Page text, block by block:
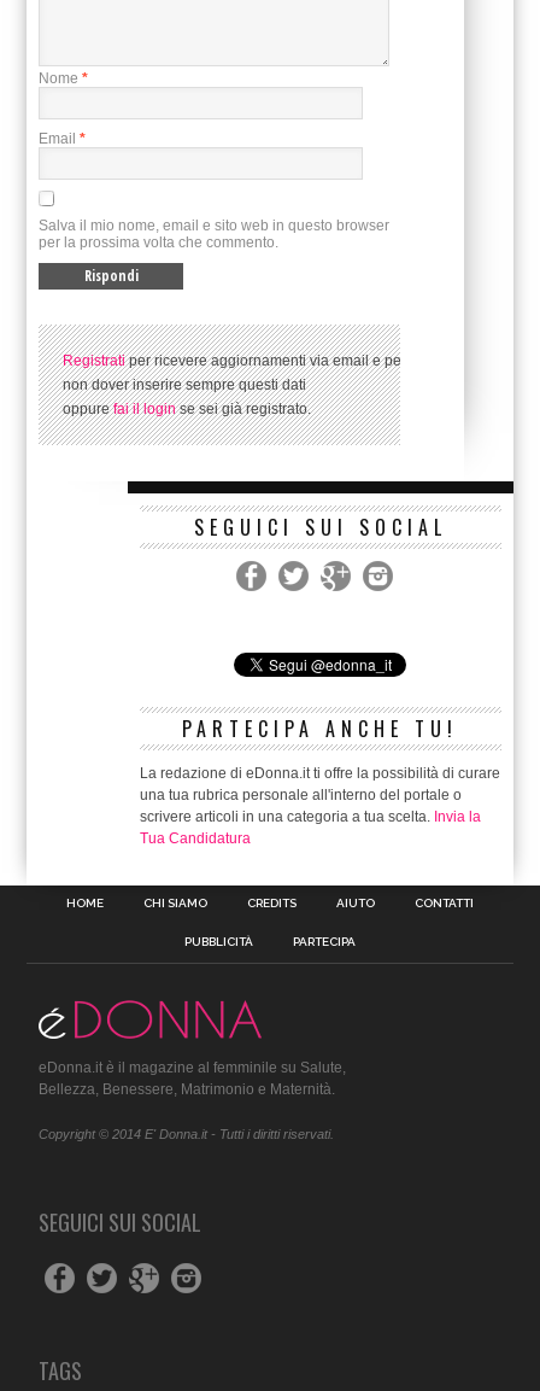
Nome *
Email *
Salva il mio nome, email e sito web in questo browser
per la prossima volta che commento.
Registratiper ricevere aggiornamenti via email e per
non dover inserire sempre questi dati
oppurefai il loginse sei già registrato.
SEGUICI SUI SOCIAL
PARTECIPA ANCHE TU!
La redazione di eDonna.it ti offre la possibilità di curare
una tua rubrica personale all'interno del portale o
scrivere articoli in una categoria a tua scelta. Invia la
Tua Candidatura
HOME CHI SIAMO CREDITS AIUTO CONTATTI
PUBBLICITÀ PARTECIPA
eDonna.it è il magazine al femminile su Salute,
Bellezza, Benessere, Matrimonio e Maternità.
Copyright © 2014 E' Donna.it - Tutti i diritti riservati.
SEGUICI SUI SOCIAL
TAGS